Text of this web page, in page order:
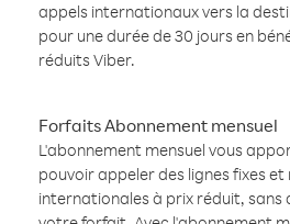
appels internationaux vers la
pour une durée de 30 jours en
réduits Viber.
Forfaits Abonnement mensuel
L'abonnement mensuel vous
pouvoir appeler des lignes fixes et
internationales à prix réduit, sans